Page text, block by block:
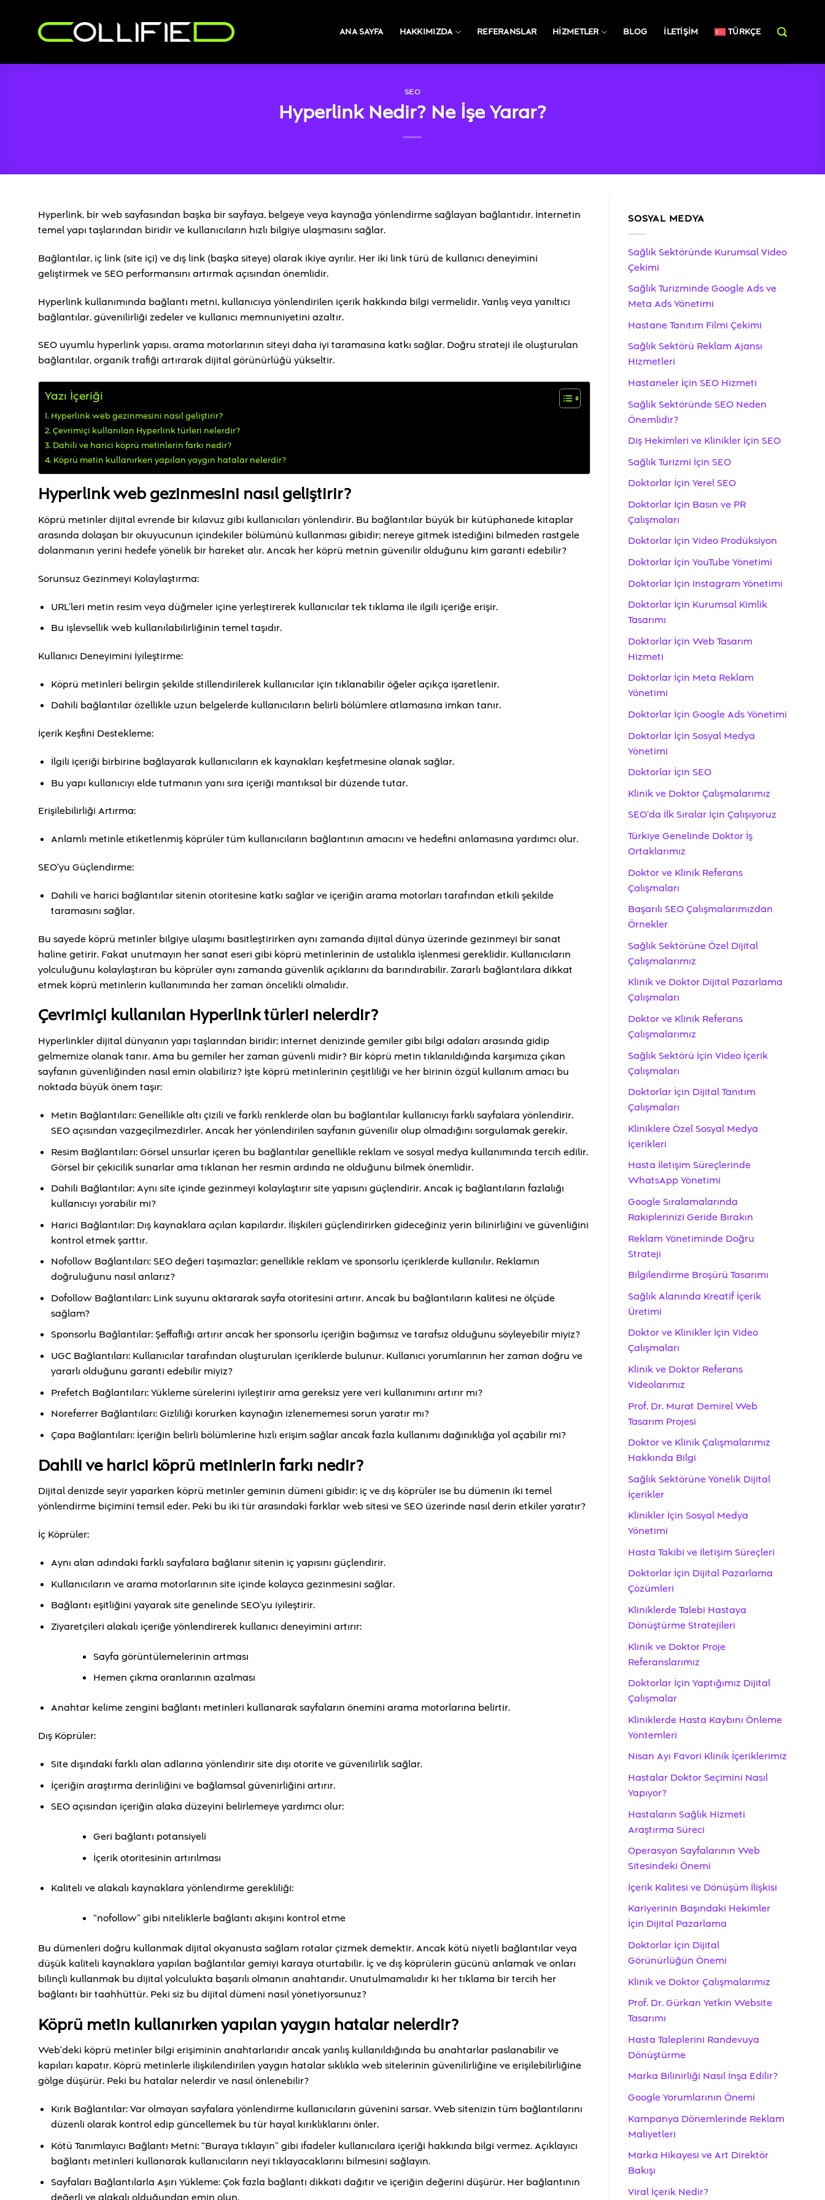
ANA SAYFA HAKKIMIZDA REFERANSLAR HIZMETLER BLOG İLETIŞIM TÜRKÇE
SEO
Hyperlink Nedir? Ne İşe Yarar?
Hyperlink, bir web sayfasından başka bir sayfaya, belgeye veya kaynağa yönlendirme sağlayan bağlantıdır. İnternetin
temel yapı taşlarından biridir ve kullanıcıların hızlı bilgiye ulaşmasını sağlar.
Bağlantılar, iç link (site içi) ve dış link (başka siteye) olarak ikiye ayrılır. Her iki link türü de kullanıcı deneyimini
geliştirmek ve SEO performansını artırmak açısından önemlidir.
Hyperlink kullanımında bağlantı metni, kullanıcıya yönlendirilen içerik hakkında bilgi vermelidir. Yanlış veya yanıltıcı
bağlantılar, güvenilirliği zedeler ve kullanıcı memnuniyetini azaltır.
SEO uyumlu hyperlink yapısı, arama motorlarının siteyi daha iyi taramasına katkı sağlar. Doğru strateji ile oluşturulan
bağlantılar, organik trafiği artırarak dijital görünürlüğü yükseltir.
Yazı İçeriği
Hyperlink web gezinmesini nasıl geliştirir?
Çevrimiçi kullanılan Hyperlink türleri nelerdir?
Dahili ve harici köprü metinlerin farkı nedir?
Köprü metin kullanırken yapılan yaygın hatalar nelerdir?
Hyperlink web gezinmesini nasıl geliştirir?
Köprü metinler dijital evrende bir kılavuz gibi kullanıcıları yönlendirir. Bu bağlantılar büyük bir kütüphanede kitaplar
arasında dolaşan bir okuyucunun içindekiler bölümünü kullanması gibidir; nereye gitmek istediğini bilmeden rastgele
dolanmanın yerini hedefe yönelik bir hareket alır. Ancak her köprü metnin güvenilir olduğunu kim garanti edebilir?
Sorunsuz Gezinmeyi Kolaylaştırma:
URL’leri metin resim veya düğmeler içine yerleştirerek kullanıcılar tek tıklama ile ilgili içeriğe erişir.
Bu işlevsellik web kullanılabilirliğinin temel taşıdır.
Kullanıcı Deneyimini İyileştirme:
Köprü metinleri belirgin şekilde stillendirilerek kullanıcılar için tıklanabilir öğeler açıkça işaretlenir.
Dahili bağlantılar özellikle uzun belgelerde kullanıcıların belirli bölümlere atlamasına imkan tanır.
İçerik Keşfini Destekleme:
İlgili içeriği birbirine bağlayarak kullanıcıların ek kaynakları keşfetmesine olanak sağlar.
Bu yapı kullanıcıyı elde tutmanın yanı sıra içeriği mantıksal bir düzende tutar.
Erişilebilirliği Artırma:
Anlamlı metinle etiketlenmiş köprüler tüm kullanıcıların bağlantının amacını ve hedefini anlamasına yardımcı olur.
SEO’yu Güçlendirme:
Dahili ve harici bağlantılar sitenin otoritesine katkı sağlar ve içeriğin arama motorları tarafından etkili şekilde
taramasını sağlar.
Bu sayede köprü metinler bilgiye ulaşımı basitleştirirken aynı zamanda dijital dünya üzerinde gezinmeyi bir sanat
haline getirir. Fakat unutmayın her sanat eseri gibi köprü metinlerinin de ustalıkla işlenmesi gereklidir. Kullanıcıların
yolculuğunu kolaylaştıran bu köprüler aynı zamanda güvenlik açıklarını da barındırabilir. Zararlı bağlantılara dikkat
etmek köprü metinlerin kullanımında her zaman öncelikli olmalıdır.
Çevrimiçi kullanılan Hyperlink türleri nelerdir?
Hyperlinkler dijital dünyanın yapı taşlarından biridir; internet denizinde gemiler gibi bilgi adaları arasında gidip
gelmemize olanak tanır. Ama bu gemiler her zaman güvenli midir? Bir köprü metin tıklanıldığında karşımıza çıkan
sayfanın güvenliğinden nasıl emin olabiliriz? İşte köprü metinlerinin çeşitliliği ve her birinin özgül kullanım amacı bu
noktada büyük önem taşır:
Metin Bağlantıları: Genellikle altı çizili ve farklı renklerde olan bu bağlantılar kullanıcıyı farklı sayfalara yönlendirir.
SEO açısından vazgeçilmezdirler. Ancak her yönlendirilen sayfanın güvenilir olup olmadığını sorgulamak gerekir.
Resim Bağlantıları: Görsel unsurlar içeren bu bağlantılar genellikle reklam ve sosyal medya kullanımında tercih edilir.
Görsel bir çekicilik sunarlar ama tıklanan her resmin ardında ne olduğunu bilmek önemlidir.
Dahili Bağlantılar: Aynı site içinde gezinmeyi kolaylaştırır site yapısını güçlendirir. Ancak iç bağlantıların fazlalığı
kullanıcıyı yorabilir mi?
Harici Bağlantılar: Dış kaynaklara açılan kapılardır. İlişkileri güçlendirirken gideceğiniz yerin bilinirliğini ve güvenliğini
kontrol etmek şarttır.
Nofollow Bağlantıları: SEO değeri taşımazlar; genellikle reklam ve sponsorlu içeriklerde kullanılır. Reklamın
doğruluğunu nasıl anlarız?
Dofollow Bağlantıları: Link suyunu aktararak sayfa otoritesini artırır. Ancak bu bağlantıların kalitesi ne ölçüde
sağlam?
Sponsorlu Bağlantılar: Şeffaflığı artırır ancak her sponsorlu içeriğin bağımsız ve tarafsız olduğunu söyleyebilir miyiz?
UGC Bağlantıları: Kullanıcılar tarafından oluşturulan içeriklerde bulunur. Kullanıcı yorumlarının her zaman doğru ve
yararlı olduğunu garanti edebilir miyiz?
Prefetch Bağlantıları: Yükleme sürelerini iyileştirir ama gereksiz yere veri kullanımını artırır mı?
Noreferrer Bağlantıları: Gizliliği korurken kaynağın izlenememesi sorun yaratır mı?
Çapa Bağlantıları: İçeriğin belirli bölümlerine hızlı erişim sağlar ancak fazla kullanımı dağınıklığa yol açabilir mi?
Dahili ve harici köprü metinlerin farkı nedir?
Dijital denizde seyir yaparken köprü metinler geminin dümeni gibidir; iç ve dış köprüler ise bu dümenin iki temel
yönlendirme biçimini temsil eder. Peki bu iki tür arasındaki farklar web sitesi ve SEO üzerinde nasıl derin etkiler yaratır?
İç Köprüler:
Aynı alan adındaki farklı sayfalara bağlanır sitenin iç yapısını güçlendirir.
Kullanıcıların ve arama motorlarının site içinde kolayca gezinmesini sağlar.
Bağlantı eşitliğini yayarak site genelinde SEO’yu iyileştirir.
Ziyaretçileri alakalı içeriğe yönlendirerek kullanıcı deneyimini artırır:
Sayfa görüntülemelerinin artması
Hemen çıkma oranlarının azalması
Anahtar kelime zengini bağlantı metinleri kullanarak sayfaların önemini arama motorlarına belirtir.
Dış Köprüler:
Site dışındaki farklı alan adlarına yönlendirir site dışı otorite ve güvenilirlik sağlar.
İçeriğin araştırma derinliğini ve bağlamsal güvenirliğini artırır.
SEO açısından içeriğin alaka düzeyini belirlemeye yardımcı olur:
Geri bağlantı potansiyeli
İçerik otoritesinin artırılması
Kaliteli ve alakalı kaynaklara yönlendirme gerekliliği:
“nofollow” gibi niteliklerle bağlantı akışını kontrol etme
Bu dümenleri doğru kullanmak dijital okyanusta sağlam rotalar çizmek demektir. Ancak kötü niyetli bağlantılar veya
düşük kaliteli kaynaklara yapılan bağlantılar gemiyi karaya oturtabilir. İç ve dış köprülerin gücünü anlamak ve onları
bilinçli kullanmak bu dijital yolculukta başarılı olmanın anahtarıdır. Unutulmamalıdır ki her tıklama bir tercih her
bağlantı bir taahhüttür. Peki siz bu dijital dümeni nasıl yönetiyorsunuz?
Köprü metin kullanırken yapılan yaygın hatalar nelerdir?
Web’deki köprü metinler bilgi erişiminin anahtarlarıdır ancak yanlış kullanıldığında bu anahtarlar paslanabilir ve
kapıları kapatır. Köprü metinlerle ilişkilendirilen yaygın hatalar sıklıkla web sitelerinin güvenilirliğine ve erişilebilirliğine
gölge düşürür. Peki bu hatalar nelerdir ve nasıl önlenebilir?
Kırık Bağlantılar: Var olmayan sayfalara yönlendirme kullanıcıların güvenini sarsar. Web sitenizin tüm bağlantılarını
düzenli olarak kontrol edip güncellemek bu tür hayal kırıklıklarını önler.
Kötü Tanımlayıcı Bağlantı Metni: “Buraya tıklayın” gibi ifadeler kullanıcılara içeriği hakkında bilgi vermez. Açıklayıcı
bağlantı metinleri kullanarak kullanıcıların neyi tıklayacaklarını bilmesini sağlayın.
Sayfaları Bağlantılarla Aşırı Yükleme: Çok fazla bağlantı dikkati dağıtır ve içeriğin değerini düşürür. Her bağlantının
SOSYAL MEDYA
Sağlık Sektöründe Kurumsal Video
Çekimi
Sağlık Turizminde Google Ads ve
Meta Ads Yönetimi
Hastane Tanıtım Filmi Çekimi
Sağlık Sektörü Reklam Ajansı
Hizmetleri
Hastaneler İçin SEO Hizmeti
Sağlık Sektöründe SEO Neden
Önemlidir?
Diş Hekimleri ve Klinikler İçin SEO
Sağlık Turizmi İçin SEO
Doktorlar İçin Yerel SEO
Doktorlar İçin Basın ve PR
Çalışmaları
Doktorlar İçin Video Prodüksiyon
Doktorlar İçin YouTube Yönetimi
Doktorlar İçin Instagram Yönetimi
Doktorlar İçin Kurumsal Kimlik
Tasarımı
Doktorlar İçin Web Tasarım
Hizmeti
Doktorlar İçin Meta Reklam
Yönetimi
Doktorlar İçin Google Ads Yönetimi
Doktorlar İçin Sosyal Medya
Yönetimi
Doktorlar İçin SEO
Klinik ve Doktor Çalışmalarımız
SEO’da İlk Sıralar İçin Çalışıyoruz
Türkiye Genelinde Doktor İş
Ortaklarımız
Doktor ve Klinik Referans
Çalışmaları
Başarılı SEO Çalışmalarımızdan
Örnekler
Sağlık Sektörüne Özel Dijital
Çalışmalarımız
Klinik ve Doktor Dijital Pazarlama
Çalışmaları
Doktor ve Klinik Referans
Çalışmalarımız
Sağlık Sektörü İçin Video İçerik
Çalışmaları
Doktorlar İçin Dijital Tanıtım
Çalışmaları
Kliniklere Özel Sosyal Medya
İçerikleri
Hasta İletişim Süreçlerinde
WhatsApp Yönetimi
Google Sıralamalarında
Rakiplerinizi Geride Bırakın
Reklam Yönetiminde Doğru
Strateji
Bilgilendirme Broşürü Tasarımı
Sağlık Alanında Kreatif İçerik
Üretimi
Doktor ve Klinikler İçin Video
Çalışmaları
Klinik ve Doktor Referans
Videolarımız
Prof. Dr. Murat Demirel Web
Tasarım Projesi
Doktor ve Klinik Çalışmalarımız
Hakkında Bilgi
Sağlık Sektörüne Yönelik Dijital
İçerikler
Klinikler İçin Sosyal Medya
Yönetimi
Hasta Takibi ve İletişim Süreçleri
Doktorlar İçin Dijital Pazarlama
Çözümleri
Kliniklerde Talebi Hastaya
Dönüştürme Stratejileri
Klinik ve Doktor Proje
Referanslarımız
Doktorlar İçin Yaptığımız Dijital
Çalışmalar
Kliniklerde Hasta Kaybını Önleme
Yöntemleri
Nisan Ayı Favori Klinik İçeriklerimiz
Hastalar Doktor Seçimini Nasıl
Yapıyor?
Hastaların Sağlık Hizmeti
Araştırma Süreci
Operasyon Sayfalarının Web
Sitesindeki Önemi
İçerik Kalitesi ve Dönüşüm İlişkisi
Kariyerinin Başındaki Hekimler
İçin Dijital Pazarlama
Doktorlar İçin Dijital
Görünürlüğün Önemi
Klinik ve Doktor Çalışmalarımız
Prof. Dr. Gürkan Yetkin Website
Tasarımı
Hasta Taleplerini Randevuya
Dönüştürme
Marka Bilinirliği Nasıl İnşa Edilir?
Google Yorumlarının Önemi
Kampanya Dönemlerinde Reklam
Maliyetleri
Marka Hikayesi ve Art Direktör
Bakışı
Viral İçerik Nedir?